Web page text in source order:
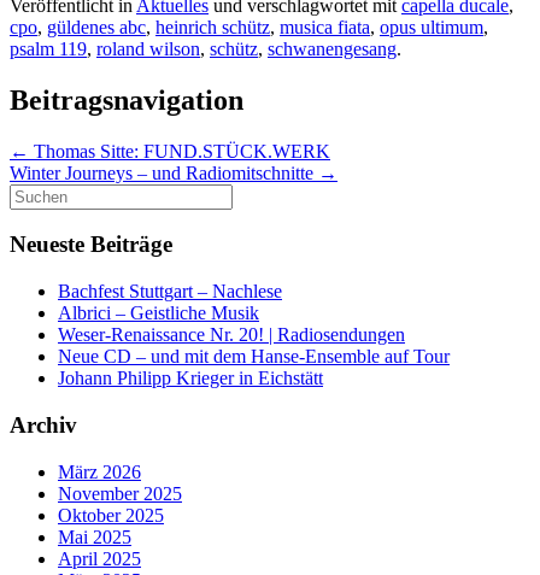
Veröffentlicht in Aktuelles und verschlagwortet mit capella ducale,
cpo, güldenes abc, heinrich schütz, musica fiata, opus ultimum,
psalm 119, roland wilson, schütz, schwanengesang.
Beitragsnavigation
← Thomas Sitte: FUND.STÜCK.WERK
Winter Journeys – und Radiomitschnitte →
Suchen
nach:
Neueste Beiträge
Bachfest Stuttgart – Nachlese
Albrici – Geistliche Musik
Weser-Renaissance Nr. 20! | Radiosendungen
Neue CD – und mit dem Hanse-Ensemble auf Tour
Johann Philipp Krieger in Eichstätt
Archiv
März 2026
November 2025
Oktober 2025
Mai 2025
April 2025